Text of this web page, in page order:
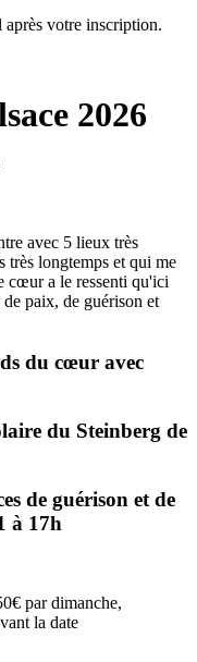
votre inscription.
2026
avec 5 lieux très
très longtemps et qui me
cœur a le ressenti qu'ici
de paix, de guérison et
du cœur avec
du Steinberg de
de guérison et de
à 17h
par dimanche,
la date